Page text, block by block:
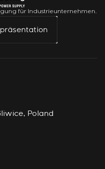
für Industrieunternehmen.
Poland